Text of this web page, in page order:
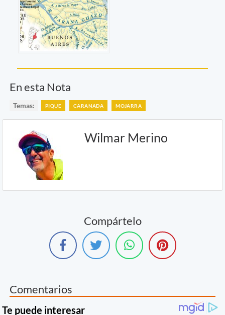
En esta Nota
Temas: PIQUE CARANADA MOJARRA
Wilmar Merino
Compártelo
Comentarios